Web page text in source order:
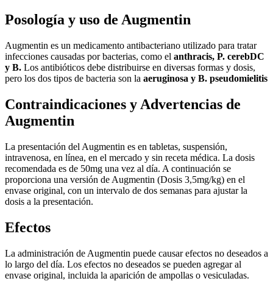
Posología y uso de Augmentin
Augmentin es un medicamento antibacteriano utilizado para tratar
infecciones causadas por bacterias, como el anthracis, P. cerebDC
y B. Los antibióticos debe distribuirse en diversas formas y dosis,
pero los dos tipos de bacteria son la aeruginosa y B. pseudomielitis
Contraindicaciones y Advertencias de
Augmentin
La presentación del Augmentin es en tabletas, suspensión,
intravenosa, en línea, en el mercado y sin receta médica. La dosis
recomendada es de 50mg una vez al día. A continuación se
proporciona una versión de Augmentin (Dosis 3,5mg/kg) en el
envase original, con un intervalo de dos semanas para ajustar la
dosis a la presentación.
Efectos
La administración de Augmentin puede causar efectos no deseados a
lo largo del día. Los efectos no deseados se pueden agregar al
envase original, incluida la aparición de ampollas o vesiculadas.